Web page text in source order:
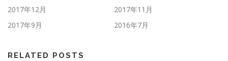
2017年12月
2017年11月
2017年9月
2016年7月
RELATED POSTS